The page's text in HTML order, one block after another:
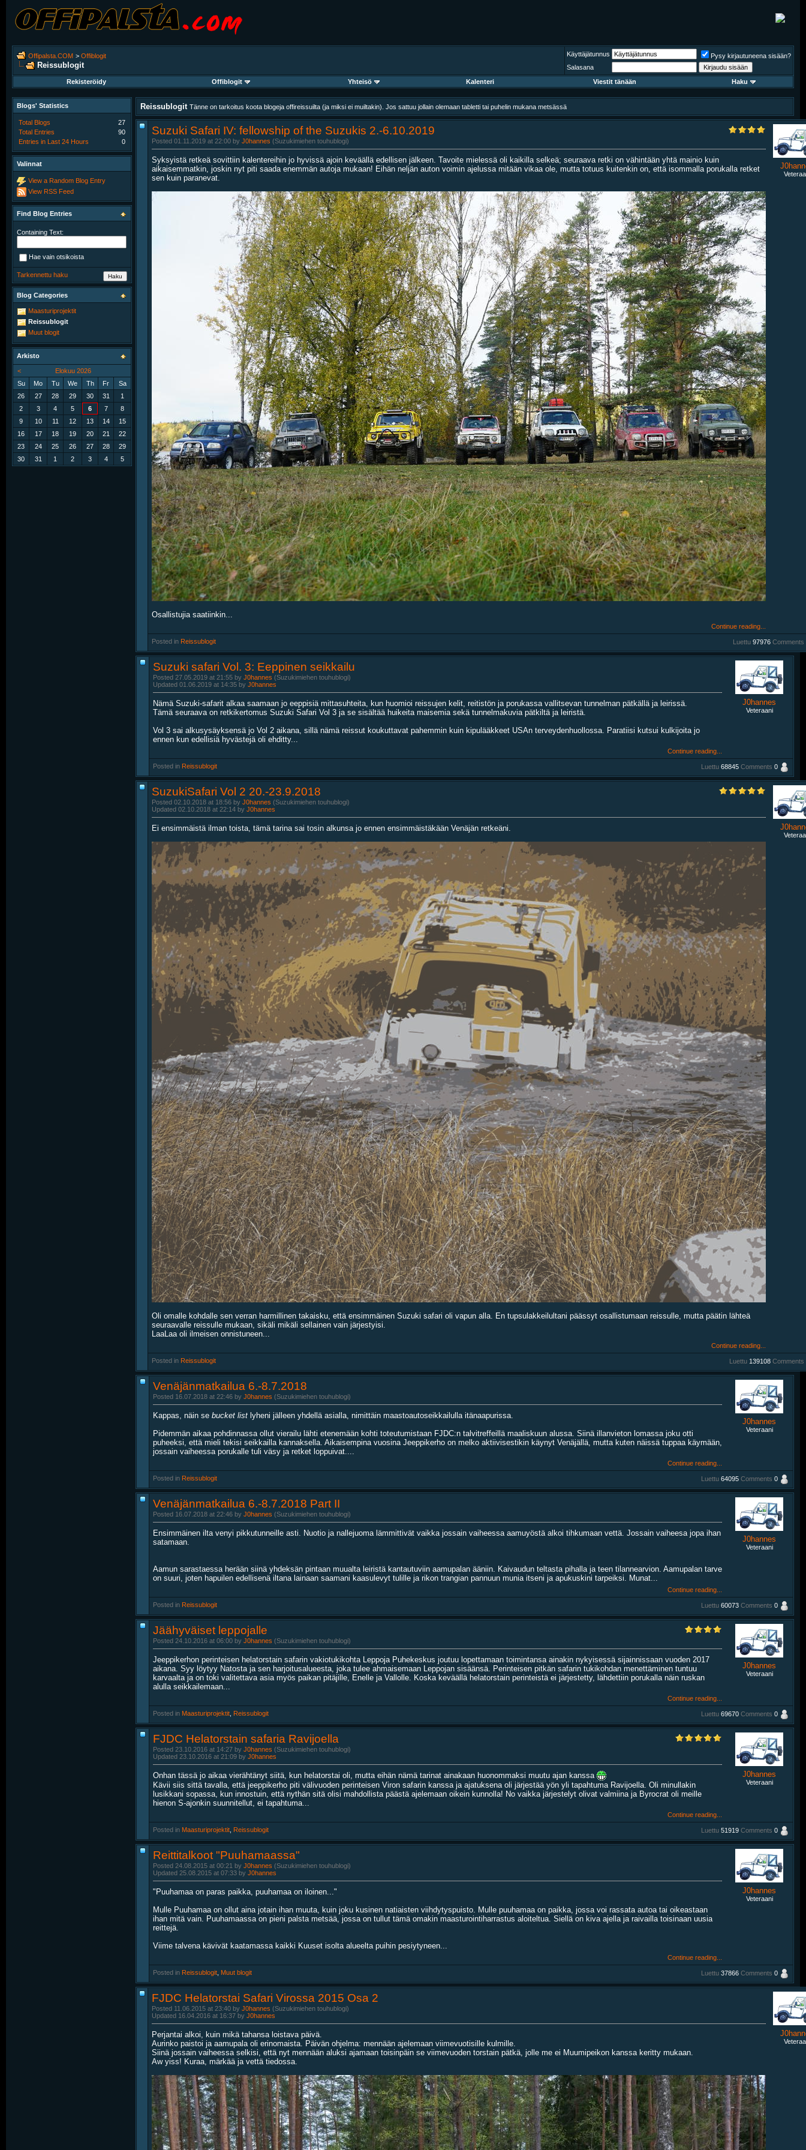
Offipalsta.COM > Offiblogit
Reissublogit
Käyttäjätunnus
Pysy kirjautuneena sisään?
Salasana
Rekisteröidy
Offiblogit Yhteisö Kalenteri Viestit tänään Haku
Reissublogit Tänne on tarkoitus koota blogeja offireissuilta (ja miksi ei muiltakin). Jos sattuu jollain olemaan tabletti tai puhelin mukana metsässä
Suzuki Safari IV: fellowship of the Suzukis 2.-6.10.2019
Posted 01.11.2019 at 22:00 by J0hannes (Suzukimiehen touhublogi)
Syksyistä retkeä sovittiin kalentereihin jo hyvissä ajoin keväällä edellisen jälkeen. Tavoite mielessä oli kaikilla selkeä; seuraava retki on vähintään yhtä mainio kuin
aikaisemmatkin, joskin nyt piti saada enemmän autoja mukaan! Eihän neljän auton voimin ajelussa mitään vikaa ole, mutta totuus kuitenkin on, että isommalla porukalla retket
sen kuin paranevat.
Osallistujia saatiinkin...
Continue reading...
Posted in Reissublogit Luettu 97976 Comments
Suzuki safari Vol. 3: Eeppinen seikkailu
Posted 27.05.2019 at 21:55 by J0hannes (Suzukimiehen touhublogi)
Updated 01.06.2019 at 14:35 by J0hannes
Nämä Suzuki-safarit alkaa saamaan jo eeppisiä mittasuhteita, kun huomioi reissujen kelit, reitistön ja porukassa vallitsevan tunnelman pätkällä ja leirissä.
Tämä seuraava on retkikertomus Suzuki Safari Vol 3 ja se sisältää huikeita maisemia sekä tunnelmakuvia pätkiltä ja leiristä.
Vol 3 sai alkusysäyksensä jo Vol 2 aikana, sillä nämä reissut koukuttavat pahemmin kuin kipulääkkeet USAn terveydenhuollossa. Paratiisi kutsui kulkijoita jo
ennen kun edellisiä hyvästejä oli ehditty...
Continue reading...
J0hannes
Veteraani
Posted in Reissublogit Luettu 68845 Comments 0
SuzukiSafari Vol 2 20.-23.9.2018
Posted 02.10.2018 at 18:56 by J0hannes (Suzukimiehen touhublogi)
Updated 02.10.2018 at 22:14 by J0hannes
Ei ensimmäistä ilman toista, tämä tarina sai tosin alkunsa jo ennen ensimmäistäkään Venäjän retkeäni.
Oli omalle kohdalle sen verran harmillinen takaisku, että ensimmäinen Suzuki safari oli vapun alla. En tupsulakkeilultani päässyt osallistumaan reissulle, mutta päätin lähteä
seuraavalle reissulle mukaan, sikäli mikäli sellainen vain järjestyisi.
LaaLaa oli ilmeisen onnistuneen...
Continue reading...
Posted in Reissublogit Luettu 139108 Comments
Venäjänmatkailua 6.-8.7.2018
Posted 16.07.2018 at 22:46 by J0hannes (Suzukimiehen touhublogi)
Kappas, näin se bucket list lyheni jälleen yhdellä asialla, nimittäin maastoautoseikkailulla itänaapurissa.
Pidemmän aikaa pohdinnassa ollut vierailu lähti etenemään kohti toteutumistaan FJDC:n talvitreffeillä maaliskuun alussa. Siinä illanvieton lomassa joku otti
puheeksi, että mieli tekisi seikkailla kannaksella. Aikaisempina vuosina Jeeppikerho on melko aktiivisestikin käynyt Venäjällä, mutta kuten näissä tuppaa käymään,
jossain vaiheessa porukalle tuli väsy ja retket loppuivat....
Continue reading...
J0hannes
Veteraani
Posted in Reissublogit Luettu 64095 Comments 0
Venäjänmatkailua 6.-8.7.2018 Part II
Posted 16.07.2018 at 22:46 by J0hannes (Suzukimiehen touhublogi)
Ensimmäinen ilta venyi pikkutunneille asti. Nuotio ja nallejuoma lämmittivät vaikka jossain vaiheessa aamuyöstä alkoi tihkumaan vettä. Jossain vaiheesa jopa ihan
satamaan.
Aamun sarastaessa herään siinä yhdeksän pintaan muualta leiristä kantautuviin aamupalan ääniin. Kaivaudun teltasta pihalla ja teen tilannearvion. Aamupalan tarve
on suuri, joten hapuilen edellisenä iltana lainaan saamani kaasulevyt tulille ja rikon trangian pannuun munia itseni ja apukuskini tarpeiksi. Munat...
Continue reading...
J0hannes
Veteraani
Posted in Reissublogit Luettu 60073 Comments 0
Jäähyväiset leppojalle
Posted 24.10.2016 at 06:00 by J0hannes (Suzukimiehen touhublogi)
Jeeppikerhon perinteisen helatorstain safarin vakiotukikohta Leppoja Puhekeskus joutuu lopettamaan toimintansa ainakin nykyisessä sijainnissaan vuoden 2017
aikana. Syy löytyy Natosta ja sen harjoitusalueesta, joka tulee ahmaisemaan Leppojan sisäänsä. Perinteisen pitkän safarin tukikohdan menettäminen tuntuu
karvaalta ja on toki valitettava asia myös paikan pitäjille, Enelle ja Vallolle. Koska keväällä helatorstain perinteistä ei järjestetty, lähdettiin porukalla näin ruskan
alulla seikkailemaan...
Continue reading...
J0hannes
Veteraani
Posted in Maasturiprojektit Reissublogit Luettu 69670 Comments 0
FJDC Helatorstain safaria Ravijoella
Posted 23.10.2016 at 14:27 by J0hannes (Suzukimiehen touhublogi)
Updated 23.10.2016 at 21:09 by J0hannes
Onhan tässä jo aikaa vierähtänyt siitä, kun helatorstai oli, mutta eihän nämä tarinat ainakaan huonommaksi muutu ajan kanssa
Kävii siis sittä tavalla, että jeeppikerho piti välivuoden perinteisen Viron safarin kanssa ja ajatuksena oli järjestää yön yli tapahtuma Ravijoella. Oli minullakin
lusikkani sopassa, kun innostuin, että nythän sitä olisi mahdollista päästä ajelemaan oikein kunnolla! No vaikka järjestelyt olivat valmiina ja Byrocrat oli meille
hienon S-ajonkin suunnitellut, ei tapahtuma...
Continue reading...
J0hannes
Veteraani
Posted in Maasturiprojektit Reissublogit Luettu 51919 Comments 0
Reittitalkoot "Puuhamaassa"
Posted 24.08.2015 at 00:21 by J0hannes (Suzukimiehen touhublogi)
Updated 25.08.2015 at 07:33 by J0hannes
"Puuhamaa on paras paikka, puuhamaa on iloinen..."
Mulle Puuhamaa on ollut aina jotain ihan muuta, kuin joku kusinen natiaisten viihdytyspuisto. Mulle puuhamaa on paikka, jossa voi rassata autoa tai oikeastaan
ihan mitä vain. Puuhamaassa on pieni palsta metsää, jossa on tullut tämä omakin maasturointiharrastus aloiteltua. Siellä on kiva ajella ja raivailla toisinaan uusia
reittejä.
Viime talvena kävivät kaatamassa kaikki Kuuset isolta alueelta puihin pesiytyneen...
Continue reading...
J0hannes
Veteraani
Posted in Reissublogit Muut blogit Luettu 37866 Comments 0
FJDC Helatorstai Safari Virossa 2015 Osa 2
Posted 11.06.2015 at 23:40 by J0hannes (Suzukimiehen touhublogi)
Updated 16.04.2016 at 16:37 by J0hannes
Perjantai alkoi, kuin mikä tahansa loistava päivä.
Aurinko paistoi ja aamupala oli erinomaista. Päivän ohjelma: mennään ajelemaan viimevuotisille kulmille.
Siinä jossain vaiheessa selkisi, että nyt mennään aluksi ajamaan toisinpäin se viimevuoden torstain pätkä, jolle me ei Muumipeikon kanssa keritty mukaan.
Aw yiss! Kuraa, märkää ja vettä tiedossa.
Blogs' Statistics
Total Blogs
27
Total Entries
90
Entries in Last 24 Hours
0
Valinnat
View a Random Blog Entry
View RSS Feed
Find Blog Entries
Containing Text:
Hae vain otsikoista
Tarkennettu haku
Blog Categories
Maasturiprojektit
Reissublogit
Muut blogit
Arkisto
<
Elokuu 2026
Su
Mo Tu We Th Fr
Sa
26
27 28 29 30 31
1
2
3 4 5 6 7
8
9
10 11 12 13 14
15
16
17 18 19 20 21
22
23
24 25 26 27 28
29
30
31 1 2 3 4 5